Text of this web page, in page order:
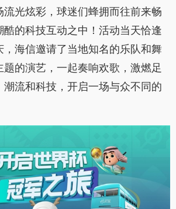
流光炫彩，球迷们蜂拥而往前来畅
酷的科技互动之中！活动当天恰逢
，海信邀请了当地知名的乐队和舞
题的演艺，一起奏响欢歌，激燃足
潮流和科技，开启一场与众不同的